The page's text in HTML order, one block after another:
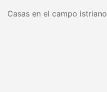
Casas en el campo istriano